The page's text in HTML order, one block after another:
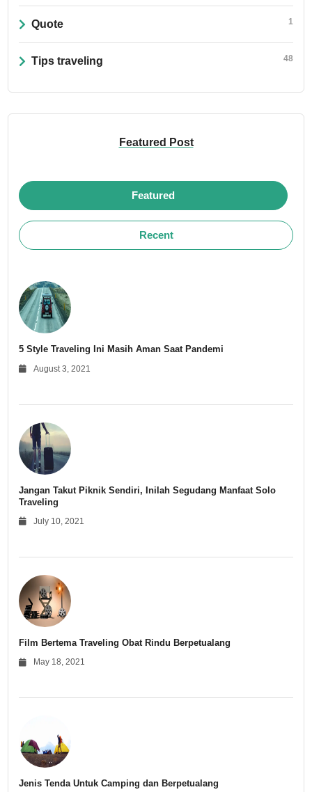
Quote 1
Tips traveling 48
Featured Post
Featured
Recent
5 Style Traveling Ini Masih Aman Saat Pandemi
August 3, 2021
Jangan Takut Piknik Sendiri, Inilah Segudang Manfaat Solo
Traveling
July 10, 2021
Film Bertema Traveling Obat Rindu Berpetualang
May 18, 2021
Jenis Tenda Untuk Camping dan Berpetualang